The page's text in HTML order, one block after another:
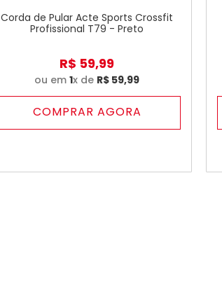
Corda de Pular Acte Sports Crossfit
Profissional T79 - Preto
R$ 59,99
ou em1x de R$ 59,99
COMPRAR AGORA